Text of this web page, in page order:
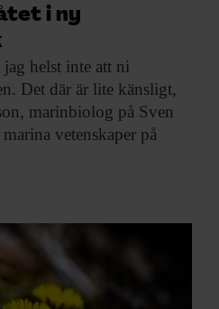
i ny
helst inte att ni
Det där är lite känsligt,
marinbiolog på Sven
vetenskaper på